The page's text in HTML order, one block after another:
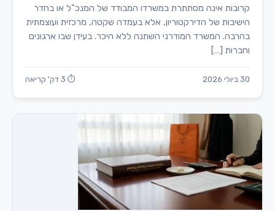
קרובות אינה מסתתרת במשרדו המבודד של המנכ"ל או בחדר
הישיבות של הדירקטוריון, אלא בעמדה שקטה, מרכזית ועוצמתית
בהרבה. המשרד המודרני השתנה ללא היכר. בעידן שבו ארגונים
וחברות […]
30 ביולי 2026 ⏱ 3 דק' קריאה